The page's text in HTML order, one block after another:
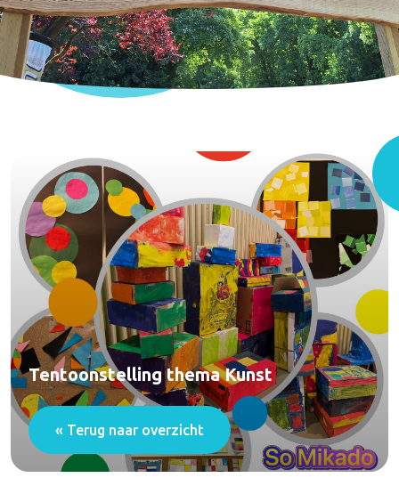
Tentoonstelling thema Kunst
« Terug naar overzicht